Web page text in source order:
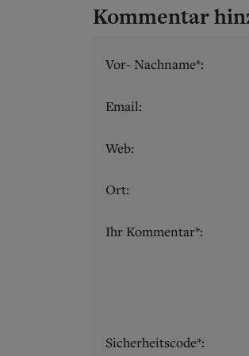
Kommentar
Vor- Nachname*:
Email:
Web:
Ort:
Ihr Kommentar*:
Sicherheitscode*: